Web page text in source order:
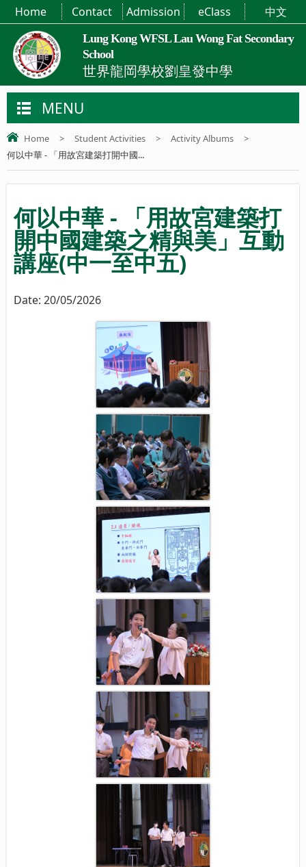
Lung Kong WFSL Lau Wong Fat Secondary
School
世界龍岡學校劉皇發中學
Home Contact Admission eClass 中文
MENU
Home > Student Activities > Activity Albums
>
何以中華 - 「用故宮建築打開中國...
何以中華 - 「用故宮建築打
開中國建築之精與美」互動
講座(中一至中五)
Date: 20/05/2026